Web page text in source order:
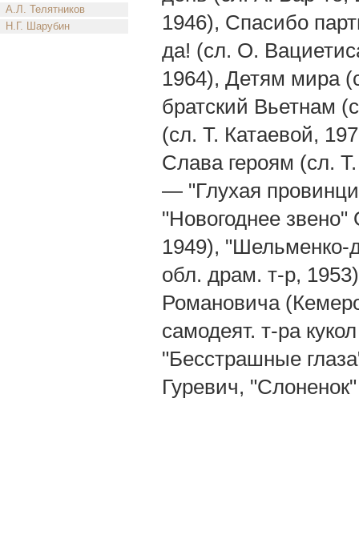
А.Л. Телятников
Н.Г. Шарубин
1946), Спасибо
да! (сл. О.
1964), Детям мира
братский Вьетнам
(сл. Т. Катаевой,
Слава героям (сл.
— "Глухая
"Новогоднее
1949), "Шельменко-
обл. драм. т-р,
Романовича
самодеят. т-ра
"Бесстрашные
Гуревич,